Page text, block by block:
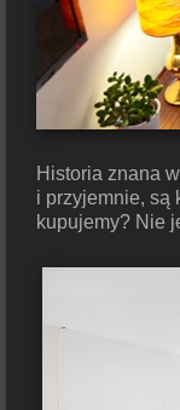
Historia znana
i przyjemnie, są
kupujemy? Nie